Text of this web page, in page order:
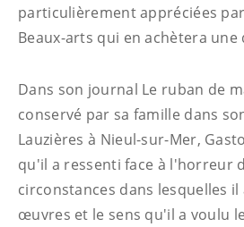
particulièrement appréciées
Beaux-arts qui en achètera une
Dans son journal Le ruban de
conservé par sa famille dans
Lauzières à Nieul-sur-Mer,
qu'il a ressenti face à l'horreur
circonstances dans lesquelles
œuvres et le sens qu'il a voulu